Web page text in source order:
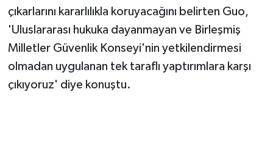
çıkarlarını kararlılıkla koruyacağını belirten Guo,
'Uluslararası hukuka dayanmayan ve Birleşmiş
Milletler Güvenlik Konseyi'nin yetkilendirmesi
olmadan uygulanan tek taraflı yaptırımlara karşı
çıkıyoruz' diye konuştu.